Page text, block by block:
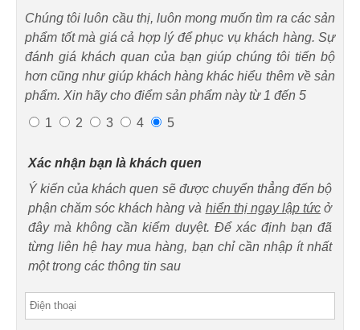
Chúng tôi luôn cầu thị, luôn mong muốn tìm ra các sản
phẩm tốt mà giá cả hợp lý để phục vụ khách hàng. Sự
đánh giá khách quan của bạn giúp chúng tôi tiến bộ
hơn cũng như giúp khách hàng khác hiểu thêm về sản
phẩm. Xin hãy cho điểm sản phẩm này từ 1 đến 5
1
2 3 4 5
Xác nhận bạn là khách quen
Ý kiến của khách quen sẽ được chuyển thẳng đến bộ
phận chăm sóc khách hàng và hiển thị ngay lập tứcở
đây mà không cần kiểm duyệt. Để xác định bạn đã
từng liên hệ hay mua hàng, bạn chỉ cần nhập ít nhất
một trong các thông tin sau